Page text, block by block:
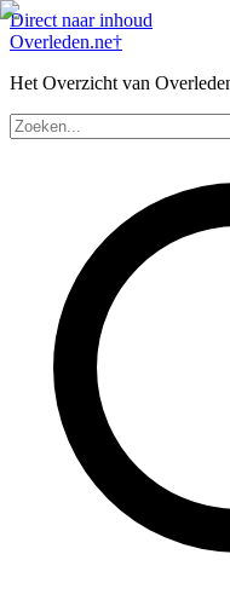
Direct naar inhoud
Overleden.ne†
Het Overzicht van